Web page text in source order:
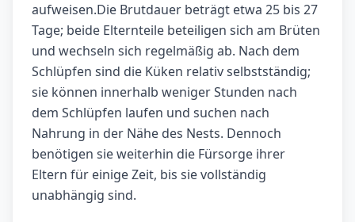
aufweisen.Die Brutdauer beträgt etwa 25 bis 27
Tage; beide Elternteile beteiligen sich am Brüten
und wechseln sich regelmäßig ab. Nach dem
Schlüpfen sind die Küken relativ selbstständig;
sie können innerhalb weniger Stunden nach
dem Schlüpfen laufen und suchen nach
Nahrung in der Nähe des Nests. Dennoch
benötigen sie weiterhin die Fürsorge ihrer
Eltern für einige Zeit, bis sie vollständig
unabhängig sind.